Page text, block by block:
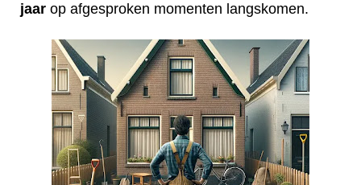
jaar op afgesproken momenten langskomen.